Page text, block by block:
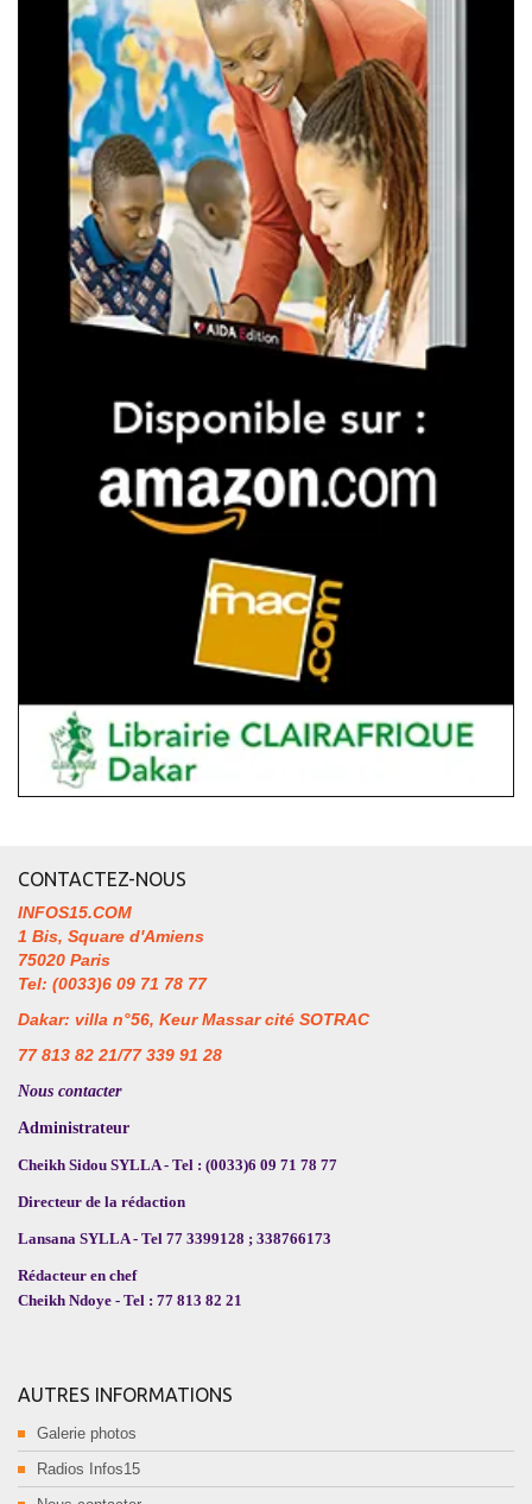
CONTACTEZ-NOUS
INFOS15.COM
1 Bis, Square d'Amiens
75020 Paris
Tel: (0033)6 09 71 78 77
Dakar: villa n°56, Keur Massar cité SOTRAC
77 813 82 21/77 339 91 28
Nous contacter
Administrateur
Cheikh Sidou SYLLA - Tel : (0033)6 09 71 78 77
Directeur de la rédaction
Lansana SYLLA - Tel 77 3399128 ; 338766173
Rédacteur en chef
Cheikh Ndoye - Tel : 77 813 82 21
AUTRES INFORMATIONS
Galerie photos
Radios Infos15